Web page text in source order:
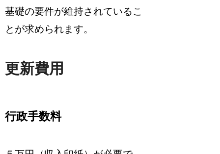
基礎の要件が維持されているこ
とが求められます。
更新費用
行政手数料